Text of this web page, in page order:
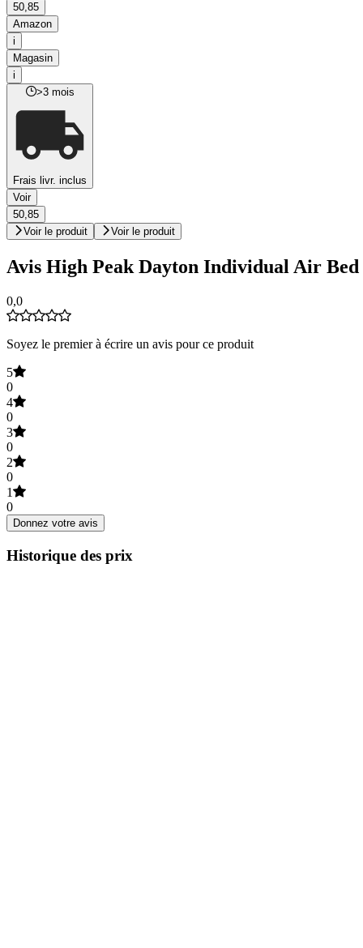
50,85
Amazon
i
Magasin
i
>3 mois
Frais livr. inclus
Voir
50,85
Voir le produit
Voir le produit
Avis High Peak Dayton Individual Air
0,0
Soyez le premier à écrire un avis pour ce produit
5
0
4
0
3
0
2
0
1
0
Donnez votre avis
Historique des prix